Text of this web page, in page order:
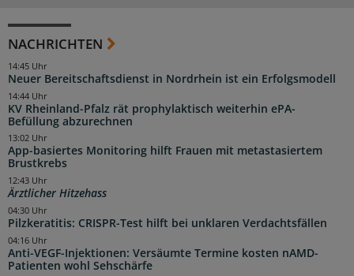
NACHRICHTEN
Neuer Bereitschaftsdienst in Nordrhein ist ein Erfolgsmodell
14:45 Uhr
KV Rheinland-Pfalz rät prophylaktisch weiterhin ePA-
Befüllung abzurechnen
14:44 Uhr
App-basiertes Monitoring hilft Frauen mit metastasiertem
Brustkrebs
13:02 Uhr
Ärztlicher Hitzehass
12:43 Uhr
Pilzkeratitis: CRISPR-Test hilft bei unklaren Verdachtsfällen
04:30 Uhr
Anti-VEGF-Injektionen: Versäumte Termine kosten nAMD-
Patienten wohl Sehschärfe
04:16 Uhr